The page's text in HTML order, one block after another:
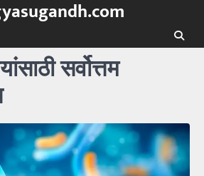
सर्वोत्तम